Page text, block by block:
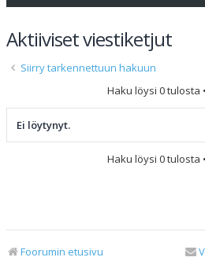
Aktiiviset viestiketjut
Siirry tarkennettuun hakuun
Haku löysi 0 tulosta
Ei löytynyt.
Haku löysi 0 tulosta
Foorumin etusivu